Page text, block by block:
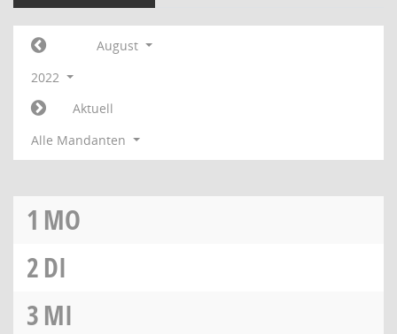
August
2022
Aktuell
Alle Mandanten
1 MO
2DI
3MI